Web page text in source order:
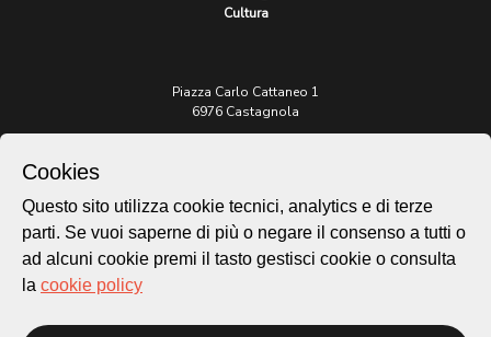
Cultura
Piazza Carlo Cattaneo 1
6976 Castagnola
Per informazioni:
patrimonio@lugano.ch
t. +41 58 866 68 50
Cookies
Questo sito utilizza cookie tecnici, analytics e di terze
parti. Se vuoi saperne di più o negare il consenso a tutti o
ad alcuni cookie premi il tasto gestisci cookie o consulta
la cookie policy